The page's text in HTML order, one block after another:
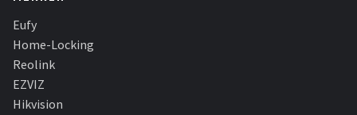
Eufy
Home-Locking
Reolink
EZVIZ
Hikvision